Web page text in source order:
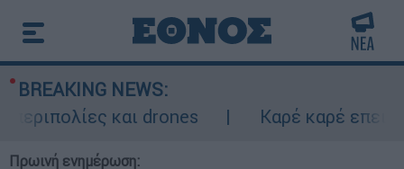
BREAKING NEWS:
και drones
Καρέ καρέ
Πρωινή ενημέρωση: